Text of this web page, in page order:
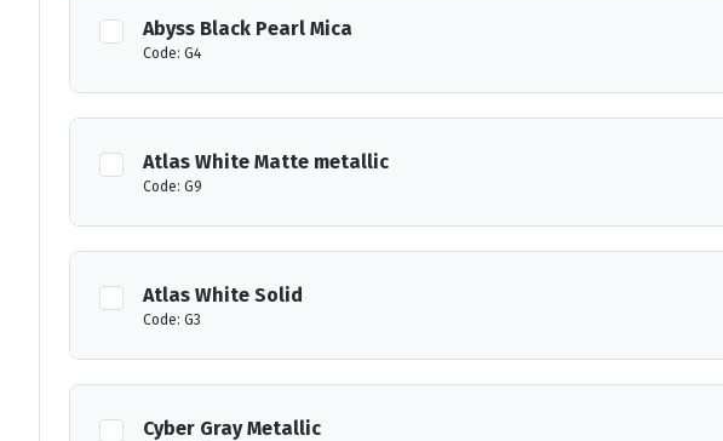
Abyss Black Pearl Mica
Code: G4
Atlas White Matte metallic
Code: G9
Atlas White Solid
Code: G3
Cyber Gray Metallic